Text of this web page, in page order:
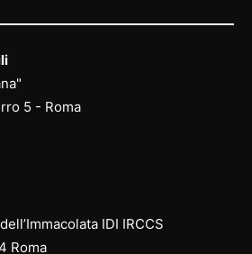
5 - Roma
IDI IRCCS
Roma